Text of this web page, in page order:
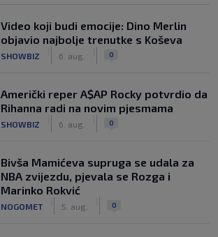
Video koji budi emocije: Dino Merlin
objavio najbolje trenutke s Koševa
SHOWBIZ 6. aug. 0
Američki reper A$AP Rocky potvrdio da
Rihanna radi na novim pjesmama
SHOWBIZ 6. aug. 0
Bivša Mamićeva supruga se udala za
NBA zvijezdu, pjevala se Rozga i
Marinko Rokvić
NOGOMET 5. aug. 0